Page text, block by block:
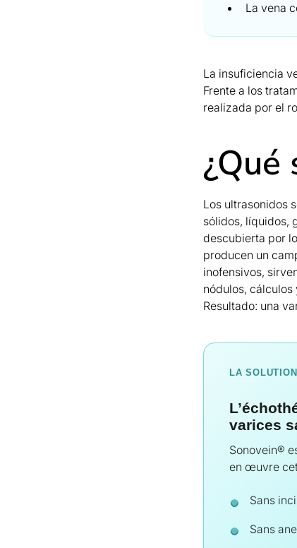
La vena
La insuficiencia
Frente a los
realizada por el
Los ultrasonidos
sólidos, líquidos,
descubierta por
producen un
inofensivos,
nódulos, cálculos
Resultado: una
LA
varices
Sonovein®
en œuvre
Sans
Sans